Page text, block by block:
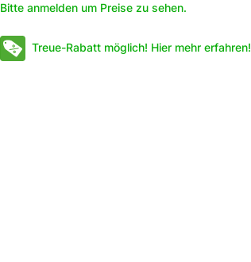
Bitte anmelden um Preise zu sehen.
Treue-Rabatt möglich! Hier mehr erfahren!